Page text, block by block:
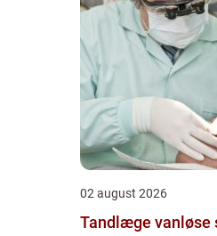
02 august 2026
Tandlæge vanløse sådan